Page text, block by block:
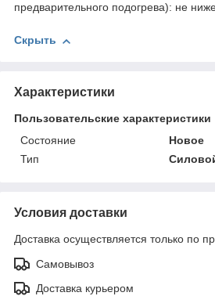
предварительного подогрева): не
Скрыть
Характеристики
Пользовательские характеристики
Состояние
Новое
Тип
Условия доставки
Доставка осуществляется только по
Самовывоз
Доставка курьером